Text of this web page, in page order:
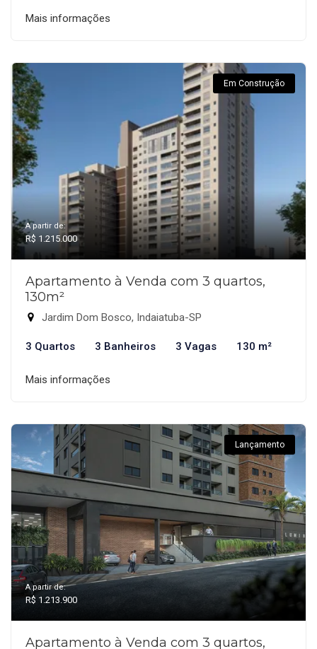
Mais informações
Em Construção
A partir de:
R$ 1.215.000
Apartamento à Venda com 3 quartos,
130m²
Jardim Dom Bosco, Indaiatuba-SP
3 Quartos 3 Banheiros 3 Vagas 130 m²
Mais informações
Lançamento
A partir de:
R$ 1.213.900
Apartamento à Venda com 3 quartos,